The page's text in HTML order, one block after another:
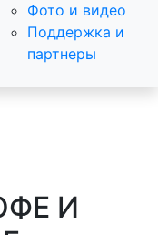
Фото и видео
Поддержка и
партнеры
И